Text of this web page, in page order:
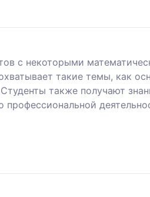
с некоторыми
такие темы, как
также получают